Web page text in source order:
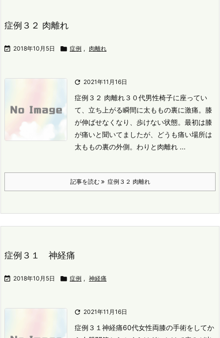
症例３２ 肉離れ
 2018年10月5日  症例 , 肉離れ
 2021年11月16日
症例３２ 肉離れ３０代男性椅子に座ってい
て、立ち上がる瞬間に太ももの裏に激痛。 膝
が伸ばせなくなり、歩けない状態。 最初は膝
が痛いと聞いてましたが、どうも痛い場所は
太ももの裏の外側。 わりと肉離れ ...
記事を読む 症例３２ 肉離れ
症例３１ 神経痛
 2018年10月5日  症例 , 神経痛
 2021年11月16日
症例３１神経痛60代女性両膝の手術をしてか